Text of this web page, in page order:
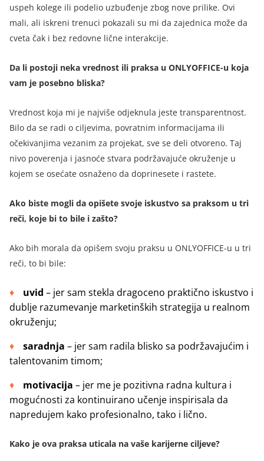
uspeh kolege ili podelio uzbuđenje zbog nove prilike. Ovi
mali, ali iskreni trenuci pokazali su mi da zajednica može da
cveta čak i bez redovne lične interakcije.
Da li postoji neka vrednost ili praksa u ONLYOFFICE-u koja
vam je posebno bliska?
Vrednost koja mi je najviše odjeknula jeste transparentnost.
Bilo da se radi o ciljevima, povratnim informacijama ili
očekivanjima vezanim za projekat, sve se deli otvoreno. Taj
nivo poverenja i jasnoće stvara podržavajuće okruženje u
kojem se osećate osnaženo da doprinesete i rastete.
Ako biste mogli da opišete svoje iskustvo sa praksom u tri
reči, koje bi to bile i zašto?
Ako bih morala da opišem svoju praksu u ONLYOFFICE-u u tri
reči, to bi bile:
uvid – jer sam stekla dragoceno praktično iskustvo i
dublje razumevanje marketinških strategija u realnom
okruženju;
saradnja – jer sam radila blisko sa podržavajućim i
talentovanim timom;
motivacija – jer me je pozitivna radna kultura i
mogućnosti za kontinuirano učenje inspirisala da
napredujem kako profesionalno, tako i lično.
Kako je ova praksa uticala na vaše karijerne ciljeve?